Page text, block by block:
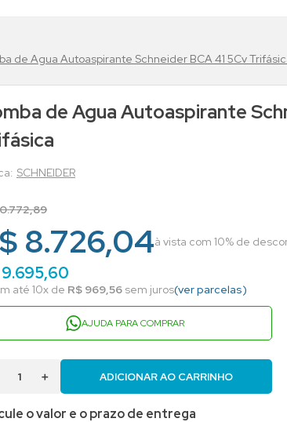
de Agua Autoaspirante Schneider BCA 41 5Cv
de Agua Autoaspirante
SCHNEIDER
.772,89
8.726,04à vista com 10% de
9.695,60
até 10x de R$ 969,56 sem juros(ver parcelas)
AJUDA PARA COMPRAR
＋ ADICIONAR AO CARRINHO